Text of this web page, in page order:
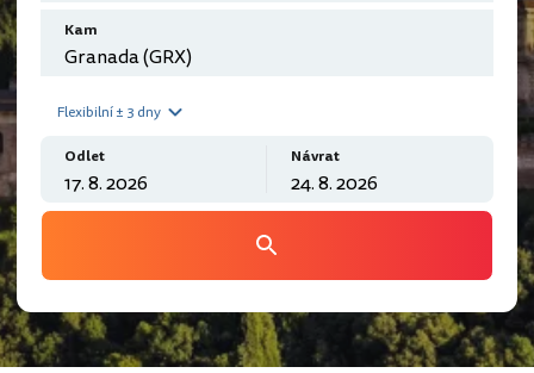
Kam
Flexibilní ± 3 dny
Odlet Návrat